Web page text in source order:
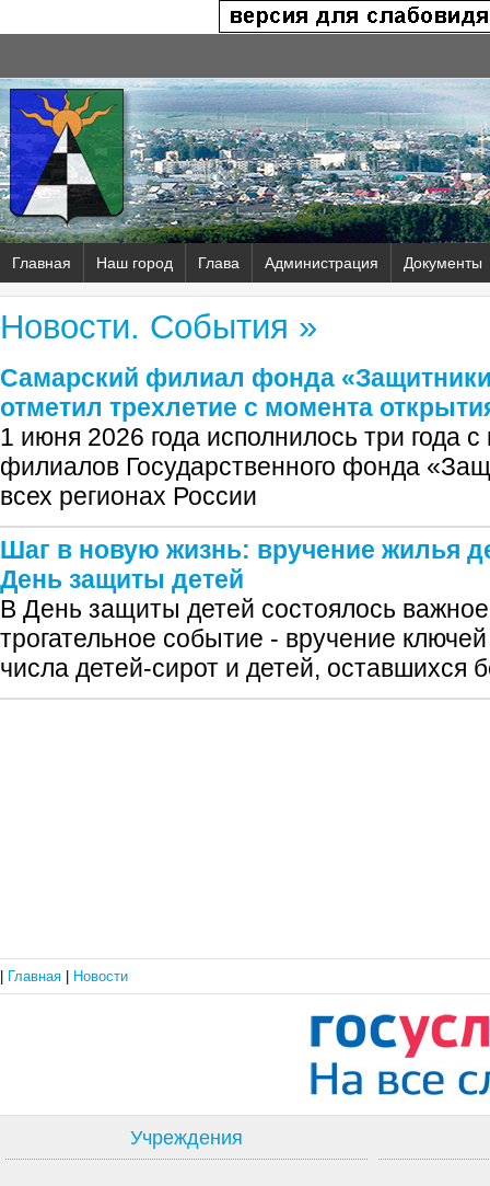
Главная Наш город Глава Администрация Документы
Новости. События »
Самарский филиал фонда
отметил трехлетие с момента
1 июня 2026 года исполнилось три года
филиалов Государственного фонда
всех регионах России
Шаг в новую жизнь: вручение жилья
День защиты детей
В День защиты детей состоялось
трогательное событие - вручение
числа детей‑сирот и детей, оставшихся
Главная Новости
Учреждения